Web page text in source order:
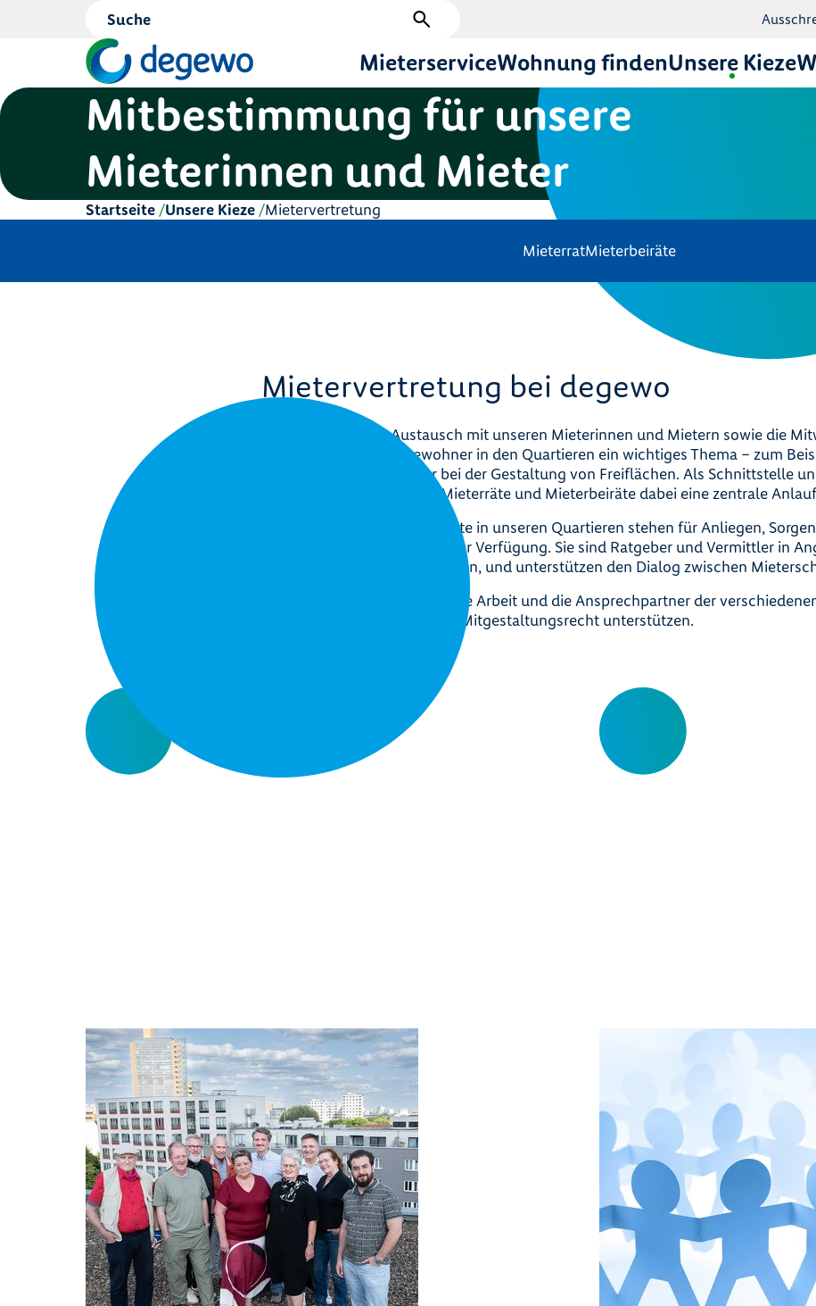
MieterserviceWohnung findenUnsere Kieze
Mitbestimmung für unsere
Mieterinnen und Mieter
Startseite Unsere Kieze Mietervertretung
MieterratMieterbeiräte
Mietervertretung bei degewo
Für degewo ist der Austausch mit unseren Mieterinnen und Mietern sowie die
Bewohnerinnen und Bewohner in den Quartieren ein wichtiges Thema – zum
Sanierungsvorhaben oder bei der Gestaltung von Freiflächen. Als Schnittstelle
Interessenvertretung sind Mieterräte und Mieterbeiräte dabei eine zentrale
Insbesondere die Mieterbeiräte in unseren Quartieren stehen für Anliegen,
der Mieterinnen und Mieter zur Verfügung. Sie sind Ratgeber und Vermittler in
die das Mietverhältnis betreffen, und unterstützen den Dialog zwischen
Hier erfahren Sie mehr über die Arbeit und die Ansprechpartner der
Ihrem Mitbestimmungs- und Mitgestaltungsrecht unterstützen.